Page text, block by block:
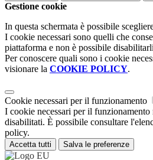
Gestione cookie
In questa schermata è possibile
I cookie necessari sono quelli che
piattaforma e non è possibile
Per conoscere quali sono i cookie
visionare la COOKIE POLICY.
Cookie necessari per il funzionamento
I cookie necessari per il funzionamento
disabilitati. È possibile consultare
policy.
Accetta tutti Salva le preferenze